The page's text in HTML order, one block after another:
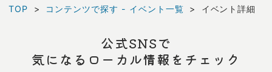
TOP コンテンツで探す - イベント一覧 イベント詳細
公式SNSで
気になるローカル情報をチェック